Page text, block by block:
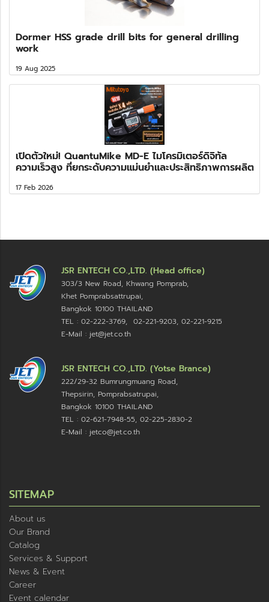
Dormer HSS grade drill bits for general drilling
work
19 Aug 2025
เปิดตัวใหม่! QuantuMike MD-E ไมโครมิเตอร์ดิจิทัล
ความเร็วสูง ที่ยกระดับความแม่นยำและประสิทธิภาพการผลิต
17 Feb 2026
JSR ENTECH CO.,LTD. (Head office)
303/3 New Road, Khwang Pomprab,
Khet Pomprabsattrupai,
Bangkok 10100 THAILAND
TEL : 02-222-3769, 02-221-9203, 02-221-9215
E-Mail : jet@jet.co.th
JSR ENTECH CO.,LTD. (Yotse Brance)
222/29-32 Bumrungmuang Road,
Thepsirin, Pomprabsatrupai,
Bangkok 10100 THAILAND
TEL : 02-621-7948-55, 02-225-2830-2
E-Mail : jetco@jet.co.th
SITEMAP
About us
Our Brand
Catalog
Services & Support
News & Event
Career
Event calendar